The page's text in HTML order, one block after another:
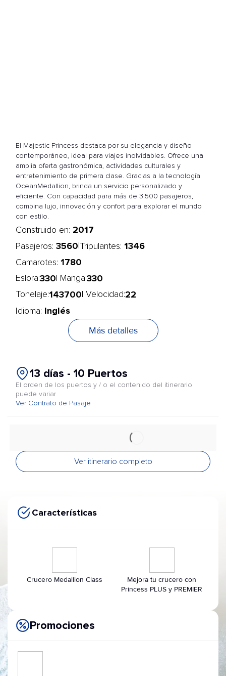
El Majestic Princess destaca por su elegancia y diseño
contemporáneo, ideal para viajes inolvidables. Ofrece una
amplia oferta gastronómica, actividades culturales y
entretenimiento de primera clase. Gracias a la tecnología
OceanMedallion, brinda un servicio personalizado y
eficiente. Con capacidad para más de 3.500 pasajeros,
combina lujo, innovación y confort para explorar el mundo
con estilo.
Construido en: 2017
Pasajeros: 3560 Tripulantes: 1346
Camarotes: 1780
Eslora:330 | Manga:330
Tonelaje:143700 | Velocidad:22
Idioma: Inglés
Más detalles
13 días - 10 Puertos
El orden de los puertos y / o el contenido del itinerario
puede variar
Ver Contrato de Pasaje
Ver itinerario completo
Características
Crucero Medallion Class
Mejora tu crucero con
Princess PLUS y PREMIER
Promociones